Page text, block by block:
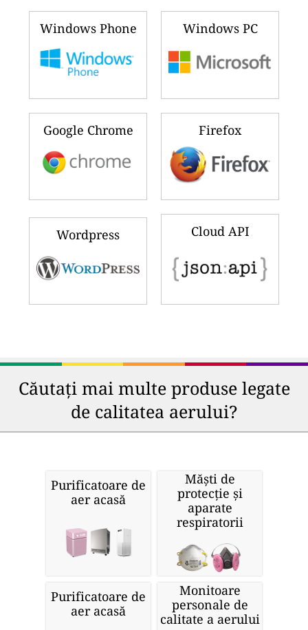
Windows Phone Windows PC
Google Chrome Firefox
Wordpress Cloud API
Căutați mai multe produse legate
de calitatea aerului?
Purificatoare de
aer acasă
Măști de
protecție și
aparate
respiratorii
Purificatoare de
aer acasă
Monitoare
personale de
calitate a aerului